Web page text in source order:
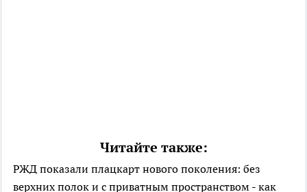
Читайте также:
РЖД показали плацкарт нового поколения: без
верхних полок и с приватным пространством - как